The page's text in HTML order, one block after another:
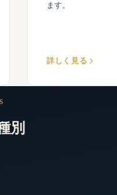
ます。
詳しく見る
別